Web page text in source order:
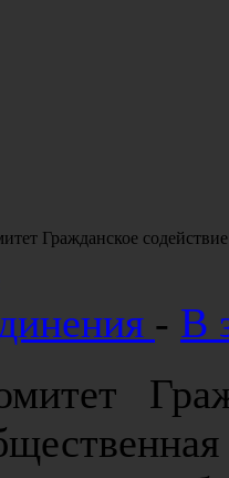
Гражданское содействие
- В